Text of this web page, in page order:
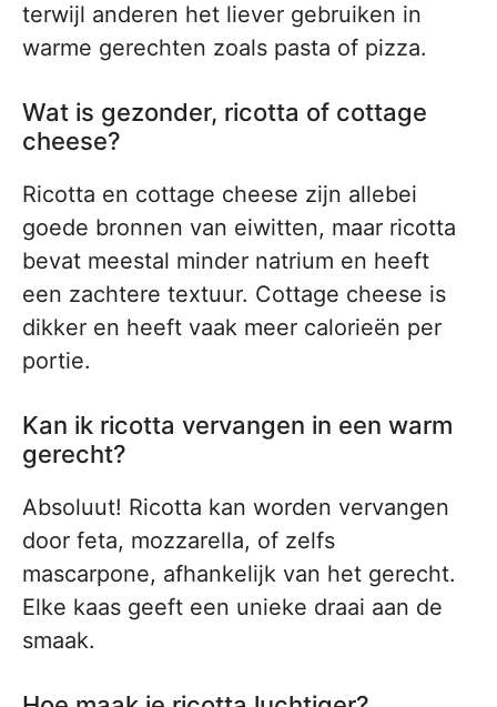
terwijl anderen het liever gebruiken in
warme gerechten zoals pasta of pizza.
Wat is gezonder, ricotta of cottage
cheese?
Ricotta en cottage cheese zijn allebei
goede bronnen van eiwitten, maar ricotta
bevat meestal minder natrium en heeft
een zachtere textuur. Cottage cheese is
dikker en heeft vaak meer calorieën per
portie.
Kan ik ricotta vervangen in een warm
gerecht?
Absoluut! Ricotta kan worden vervangen
door feta, mozzarella, of zelfs
mascarpone, afhankelijk van het gerecht.
Elke kaas geeft een unieke draai aan de
smaak.